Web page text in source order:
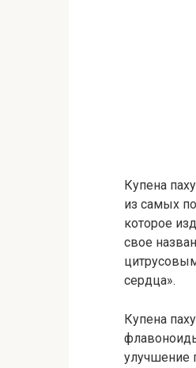
Купена
из самых
которое
свое
сердца».
Купена
улучшение